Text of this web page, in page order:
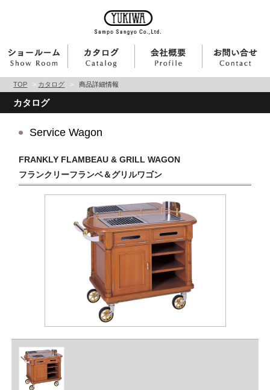
TOP > カタログ > 商品詳細情報
カタログ
Service Wagon
FRANKLY FLAMBEAU & GRILL WAGON
フランクリーフランベ＆グリルワゴン